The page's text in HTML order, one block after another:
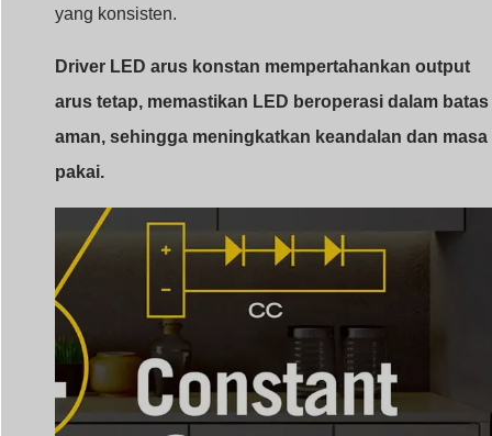
sirkuit arus konstan
Mengapa Konsistensi Saat Ini
Penting
LED sensitif terhadap fluktuasi arus. Tanpa pengaturan,
LED dapat menjadi terlalu panas atau terbakar, yang